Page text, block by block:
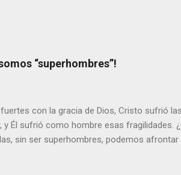
“superhombres”!
con la gracia de Dios, Cristo sufrió
y Él sufrió como hombre esas fragilidades.
sin ser superhombres, podemos
y protegidos por nosotros. “